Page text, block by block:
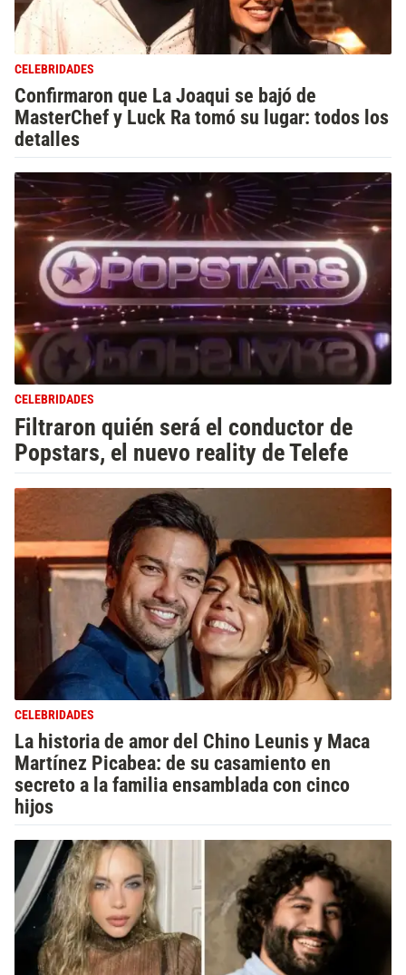
CELEBRIDADES
Confirmaron que La Joaqui se bajó de
MasterChef y Luck Ra tomó su lugar: todos los
detalles
CELEBRIDADES
Filtraron quién será el conductor de
Popstars, el nuevo reality de Telefe
CELEBRIDADES
La historia de amor del Chino Leunis y Maca
Martínez Picabea: de su casamiento en
secreto a la familia ensamblada con cinco
hijos